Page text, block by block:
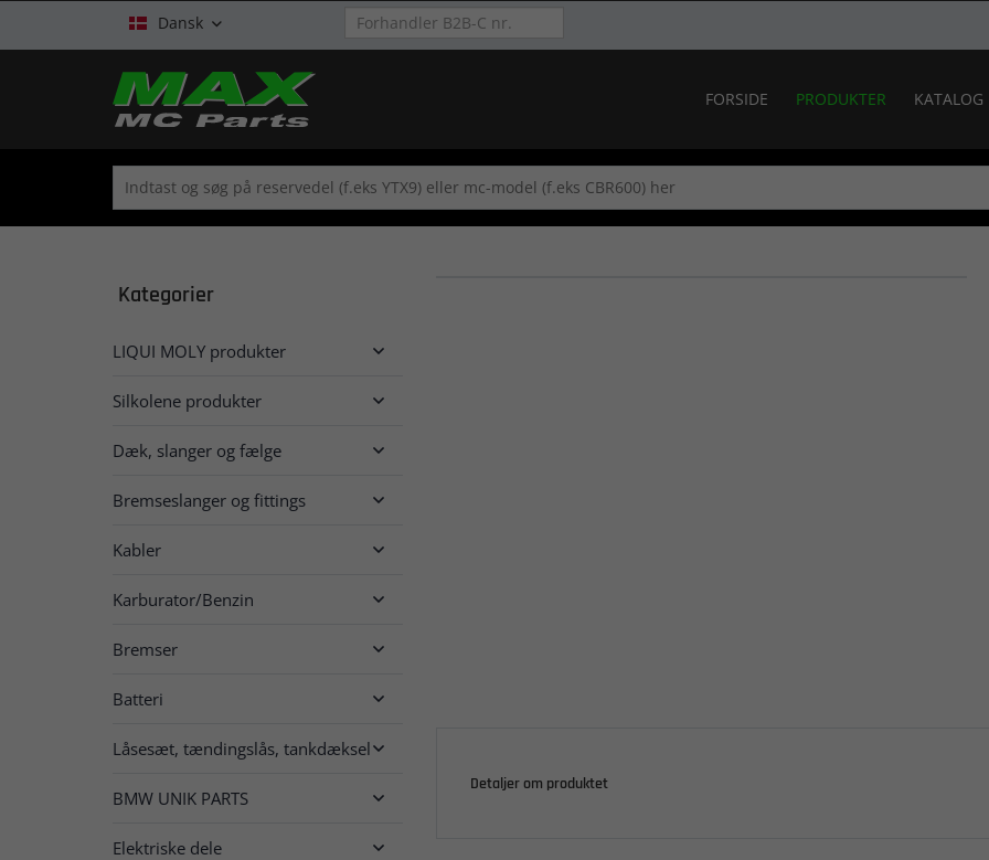
Dansk 
FORSIDE PRODUKTER KATALOG
Kategorier
LIQUI MOLY produkter 
Silkolene produkter 
Dæk, slanger og fælge 
Bremseslanger og fittings 
Kabler 
Karburator/Benzin 
Bremser 
Batteri 
Låsesæt, tændingslås, tankdæksel
BMW UNIK PARTS 
Elektriske dele 
Detaljer om produktet